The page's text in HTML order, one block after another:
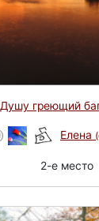
Душу греющий
Елена
2-e место